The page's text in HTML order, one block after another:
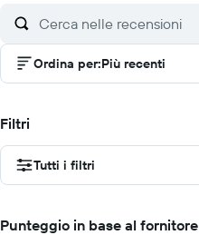
Ordina per:Più recenti
Filtri
Tutti i filtri
Punteggio in base al fornitore